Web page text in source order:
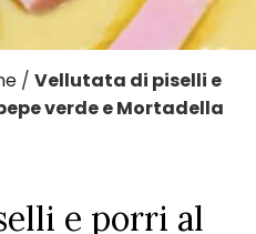
/ Vellutata di piselli e
verde e Mortadella
e porri al